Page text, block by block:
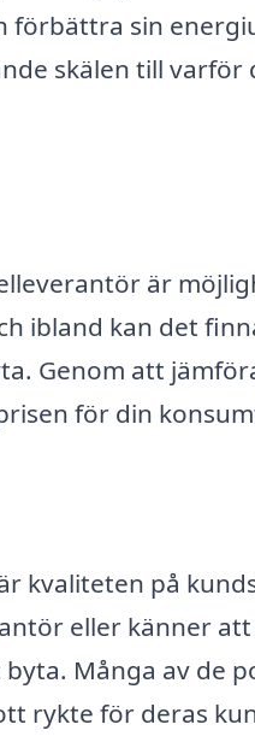
sin
skälen till
är
ibland kan det
Genom att
för din
kvaliteten på
eller känner
Många av de
rykte för deras